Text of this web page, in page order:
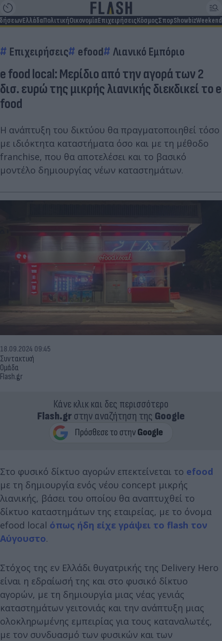
ΕλλάδαΠολιτικήΟικονομίαΕπιχειρήσειςΚόσμοςΣπορShowbizWeekend
Επιχειρήσεις efood Λιανικό Εμπόριο
e food local: Μερίδιο από την αγορά των 2
δισ. ευρώ της μικρής λιανικής διεκδικεί το e
food
Η ανάπτυξη του δικτύου θα πραγματοποιηθεί τόσο
με ιδιόκτητα καταστήματα όσο και με τη μέθοδο
franchise, που θα αποτελέσει και το βασικό
μοντέλο δημιουργίας νέων καταστημάτων.
Συντακτική
Ομάδα
Flash.gr
18.09.2024 09:45
Κάνε κλικ και δες περισσότερο
Flash.grστην αναζήτηση της Google
Στο φυσικό δίκτυο αγορών επεκτείνεται το efood
με τη δημιουργία ενός νέου concept μικρής
λιανικής, βάσει του οποίου θα αναπτυχθεί το
δίκτυο καταστημάτων της εταιρείας, με το όνομα
efood local όπως ήδη είχε γράψει το flash τον
Αύγουστο.
Στόχος της εν Ελλάδι θυγατρικής της Delivery Hero
είναι η εδραίωσή της και στο φυσικό δίκτυο
αγορών, με τη δημιουργία μιας νέας γενιάς
καταστημάτων γειτονιάς και την ανάπτυξη μιας
ολοκληρωμένης εμπειρίας για τους καταναλωτές,
με τον συνδυασμό των φυσικών και των